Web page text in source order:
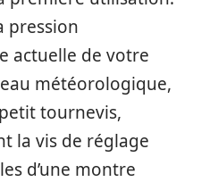
pression
actuelle de votre
météorologique,
tournevis,
la vis de réglage
d’une montre